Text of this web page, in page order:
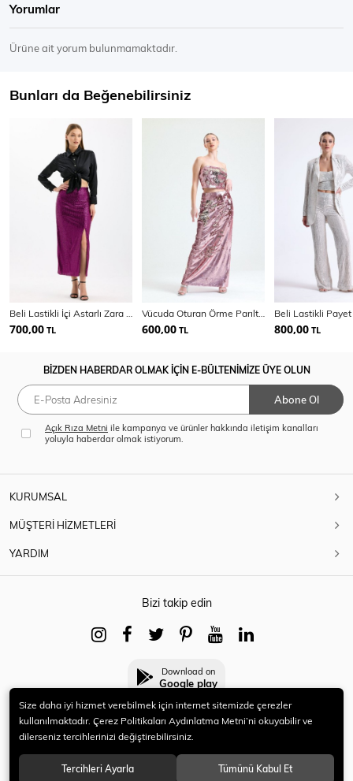
Yorumlar
Ürüne ait yorum bulunmamaktadır.
Bunları da Beğenebilirsiniz
700,00 TL 600,00 TL 800,00 TL
BİZDEN HABERDAR OLMAK İÇİN E-BÜLTENİMİZE ÜYE OLUN
Abone Ol
Açık Rıza Metni ile kampanya ve ürünler hakkında iletişim kanalları
yoluyla haberdar olmak istiyorum.
KURUMSAL
MÜŞTERİ HİZMETLERİ
YARDIM
Bizi takip edin
Download on
Google play
© 2021 HERYENİ. Tüm hakları saklıdır.
Size daha iyi hizmet verebilmek için internet sitemizde çerezler
kullanılmaktadır. Çerez Politikaları Aydınlatma Metni’ni okuyabilir ve
dilerseniz tercihlerinizi değiştirebilirsiniz.
Tercihleri Ayarla Tümünü Kabul Et